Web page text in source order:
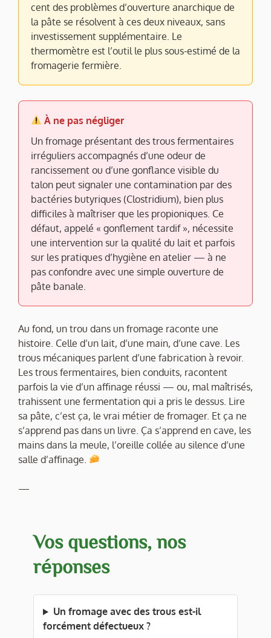
cent des problèmes d’ouverture anarchique de
la pâte se résolvent à ces deux niveaux, sans
investissement supplémentaire. Le
thermomètre est l’outil le plus sous-estimé de la
fromagerie fermière.
À ne pas négliger
Un fromage présentant des trous fermentaires
irréguliers accompagnés d’une odeur de
rancissement ou d’une gonflance visible du
talon peut signaler une contamination par des
bactéries butyriques (Clostridium), bien plus
difficiles à maîtriser que les propioniques. Ce
défaut, appelé « gonflement tardif », nécessite
une intervention sur la qualité du lait et parfois
sur les pratiques d’hygiène en atelier — à ne
pas confondre avec une simple ouverture de
pâte banale.
Au fond, un trou dans un fromage raconte une
histoire. Celle d’un lait, d’une main, d’une cave. Les
trous mécaniques parlent d’une fabrication à revoir.
Les trous fermentaires, bien conduits, racontent
parfois la vie d’un affinage réussi — ou, mal maîtrisés,
trahissent une fermentation qui a pris le dessus. Lire
sa pâte, c’est ça, le vrai métier de fromager. Et ça ne
s’apprend pas dans un livre. Ça s’apprend en cave, les
mains dans la meule, l’oreille collée au silence d’une
salle d’affinage.
—
Vos questions, nos
réponses
Un fromage avec des trous est-il
forcément défectueux ?